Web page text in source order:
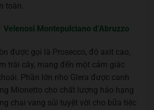
toàn.
Velenosi Montepulciano d’Abruzzo
được gọi là Prosecco, độ axit cao,
trái cây, mang đến một cảm giác
Phần lớn nho Glera được canh
Mionetto cho chất lượng hảo hạng
chai vang sủi tuyệt vời cho bữa tiệc